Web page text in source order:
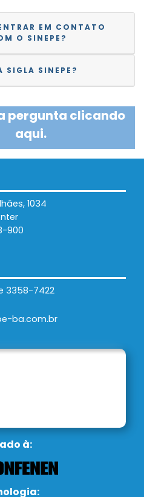
EM CONTATO
O SINEPE?
SIGLA SINEPE?
pergunta clicando
aqui.
1034
900
3358-7422
ba.com.br
à: